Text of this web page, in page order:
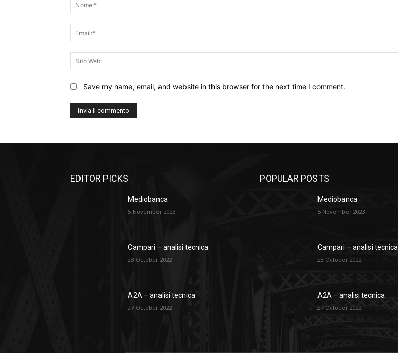
Save my name, email, and website in this browser for the next time I comment.
EDITOR PICKS
Mediobanca
5 November 2023
Campari – analisi tecnica
28 October 2022
A2A – analisi tecnica
27 October 2022
POPULAR POSTS
Mediobanca
5 November 2023
Campari – analisi tecnica
28 October 2022
A2A – analisi tecnica
27 October 2022